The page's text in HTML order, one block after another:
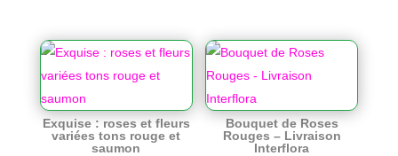
Exquise : roses et fleurs
variées tons rouge et
saumon
Bouquet de Roses
Rouges – Livraison
Interflora